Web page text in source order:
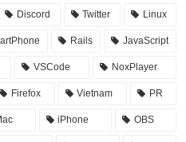
Discord Twitter Linux
Rails JavaScript
VSCode NoxPlayer
Firefox Vietnam PR
iPhone OBS